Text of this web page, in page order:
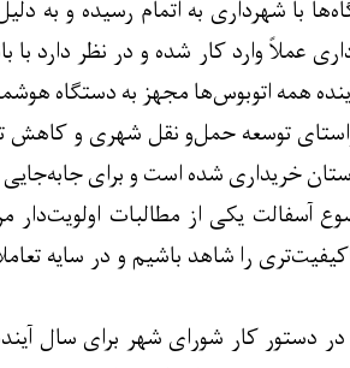
با شهرداری به اتمام رسیده و
عملاً وارد کار شده و در نظر دارد
همه اتوبوس‌ها مجهز به دستگاه
توسعه حمل‌و نقل شهری و کاهش
خریداری شده است و برای
یکی از مطالبات اولویت‌دار
را شاهد باشیم و در سایه
دستور کار شورای شهر برای سال آینده